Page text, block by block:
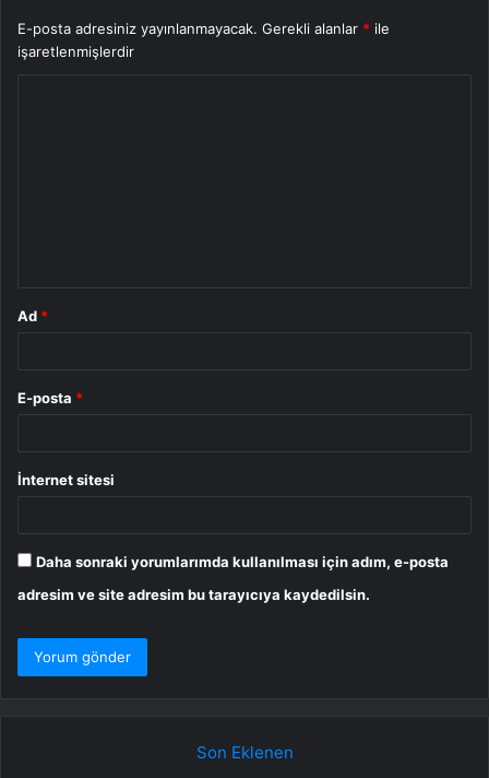
E-posta adresiniz yayınlanmayacak. Gerekli alanlar * ile
işaretlenmişlerdir
Ad *
E-posta *
İnternet sitesi
Daha sonraki yorumlarımda kullanılması için adım, e-posta
adresim ve site adresim bu tarayıcıya kaydedilsin.
Son Eklenen